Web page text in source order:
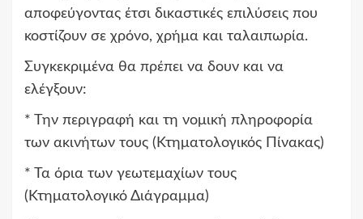
αποφεύγοντας έτσι δικαστικές επιλύσεις που
κοστίζουν σε χρόνο, χρήμα και ταλαιπωρία.
Συγκεκριμένα θα πρέπει να δουν και να
ελέγξουν:
* Την περιγραφή και τη νομική πληροφορία
των ακινήτων τους (Κτηματολογικός Πίνακας)
* Τα όρια των γεωτεμαχίων τους
(Κτηματολογικό Διάγραμμα)